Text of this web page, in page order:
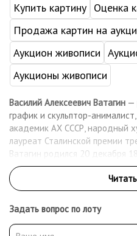
Купить картину Оценка
Продажа картин на
Аукцион живописи
Аукционы живописи
Василий Алексеевич Ватагин —
график и скульптор-
академик АХ СССР, народный
лауреат Сталинской премии
Ватагин родился 20 декабря
Москве, в семье
образование начал получать
уже учась на втором курсе
факультета Московского
художественной школе К. Ф.
работать с М. А. Мензбиром,
Задать вопрос по лоту